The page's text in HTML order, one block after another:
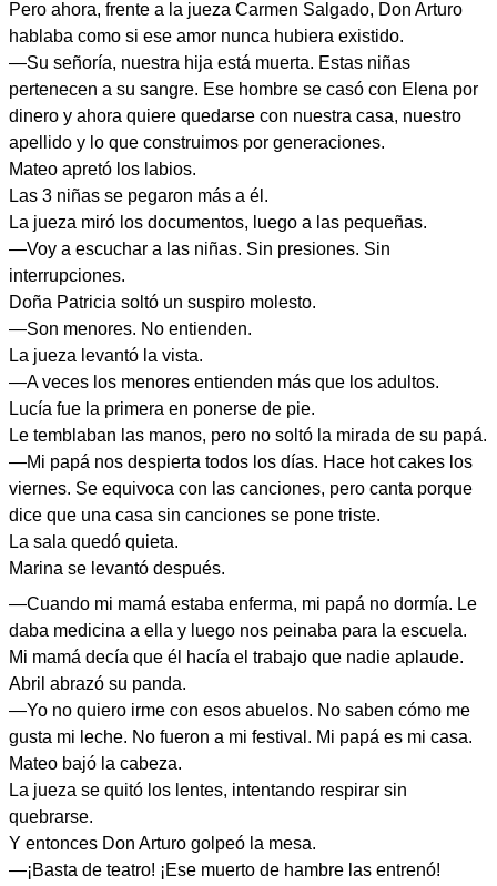
Pero ahora, frente a la jueza Carmen Salgado, Don Arturo
hablaba como si ese amor nunca hubiera existido.
—Su señoría, nuestra hija está muerta. Estas niñas
pertenecen a su sangre. Ese hombre se casó con Elena por
dinero y ahora quiere quedarse con nuestra casa, nuestro
apellido y lo que construimos por generaciones.
Mateo apretó los labios.
Las 3 niñas se pegaron más a él.
La jueza miró los documentos, luego a las pequeñas.
—Voy a escuchar a las niñas. Sin presiones. Sin
interrupciones.
Doña Patricia soltó un suspiro molesto.
—Son menores. No entienden.
La jueza levantó la vista.
—A veces los menores entienden más que los adultos.
Lucía fue la primera en ponerse de pie.
Le temblaban las manos, pero no soltó la mirada de su papá.
—Mi papá nos despierta todos los días. Hace hot cakes los
viernes. Se equivoca con las canciones, pero canta porque
dice que una casa sin canciones se pone triste.
La sala quedó quieta.
Marina se levantó después.
—Cuando mi mamá estaba enferma, mi papá no dormía. Le
daba medicina a ella y luego nos peinaba para la escuela.
Mi mamá decía que él hacía el trabajo que nadie aplaude.
Abril abrazó su panda.
—Yo no quiero irme con esos abuelos. No saben cómo me
gusta mi leche. No fueron a mi festival. Mi papá es mi casa.
Mateo bajó la cabeza.
La jueza se quitó los lentes, intentando respirar sin
quebrarse.
Y entonces Don Arturo golpeó la mesa.
—¡Basta de teatro! ¡Ese muerto de hambre las entrenó!